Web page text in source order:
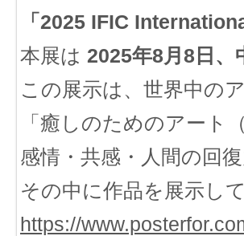
「2025 IFIC
本展は 2025年8月8日
この展示は、世界中の
「癒しのためのアート
感情・共感・人間の回
その中に作品を展示し
https://